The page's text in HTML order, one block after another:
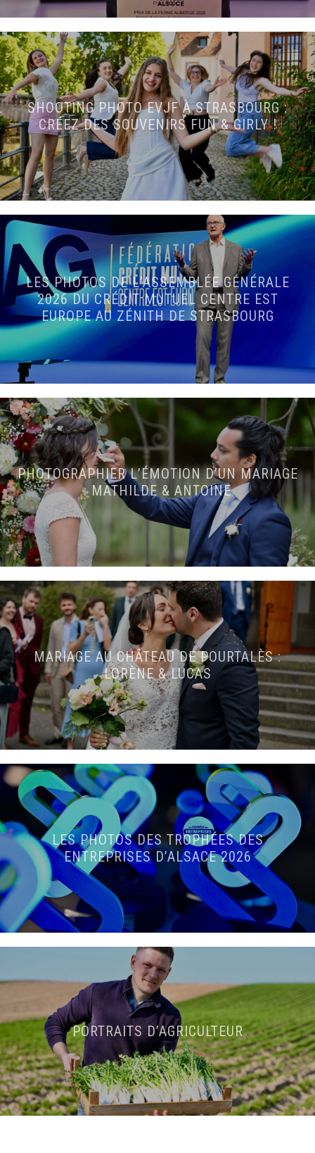
SHOOTING PHOTO EVJF À STRASBOURG :
CRÉEZ DES SOUVENIRS FUN & GIRLY !
LES PHOTOS DE L’ASSEMBLÉE GÉNÉRALE
2026 DU CRÉDIT MUTUEL CENTRE EST
EUROPE AU ZÉNITH DE STRASBOURG
PHOTOGRAPHIER L’ÉMOTION D’UN MARIAGE
: MATHILDE & ANTOINE
MARIAGE AU CHÂTEAU DE POURTALÈS :
LORÈNE & LUCAS
LES PHOTOS DES TROPHÉES DES
ENTREPRISES D’ALSACE 2026
PORTRAITS D’AGRICULTEUR